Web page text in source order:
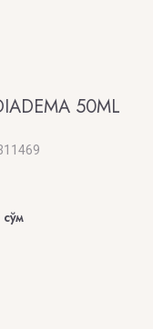
50ML
сўм